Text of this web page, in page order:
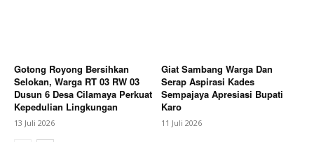
SUBSCRIBE NOW
Gotong Royong Bersihkan
Selokan, Warga RT 03 RW 03
Dusun 6 Desa Cilamaya Perkuat
Kepedulian Lingkungan
13 Juli 2026
Giat Sambang Warga Dan
Serap Aspirasi Kades
Sempajaya Apresiasi Bupati
Karo
11 Juli 2026